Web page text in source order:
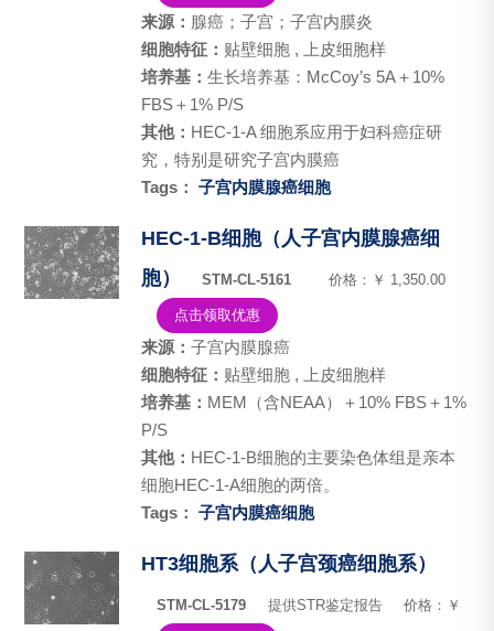
来源： 腺癌；子宫；子宫内膜炎
细胞特征： 贴壁细胞 , 上皮细胞样
培养基： 生长培养基：McCoy’s 5A＋10%
FBS＋1% P/S
其他： HEC-1-A 细胞系应用于妇科癌症研
究，特别是研究子宫内膜癌
Tags： 子宫内膜腺癌细胞
HEC-1-B细胞（人子宫内膜腺癌细
胞）
STM-CL-5161 价格：￥ 1,350.00
点击领取优惠
来源： 子宫内膜腺癌
细胞特征： 贴壁细胞 , 上皮细胞样
培养基： MEM（含NEAA）＋10% FBS＋1%
P/S
其他： HEC-1-B细胞的主要染色体组是亲本
细胞HEC-1-A细胞的两倍。
Tags： 子宫内膜癌细胞
HT3细胞系（人子宫颈癌细胞系）
STM-CL-5179 提供STR鉴定报告 价格：￥